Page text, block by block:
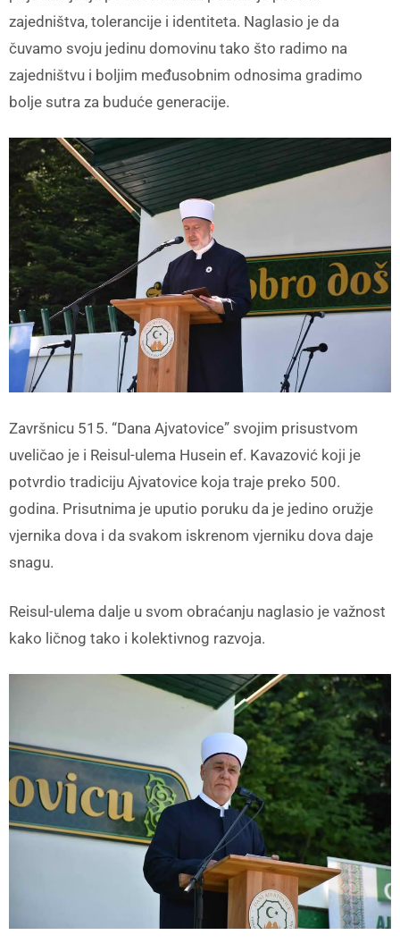
zajedništva, tolerancije i identiteta. Naglasio je da
čuvamo svoju jedinu domovinu tako što radimo na
zajedništvu i boljim međusobnim odnosima gradimo
bolje sutra za buduće generacije.
Završnicu 515. “Dana Ajvatovice” svojim prisustvom
uveličao je i Reisul-ulema Husein ef. Kavazović koji je
potvrdio tradiciju Ajvatovice koja traje preko 500.
godina. Prisutnima je uputio poruku da je jedino oružje
vjernika dova i da svakom iskrenom vjerniku dova daje
snagu.
Reisul-ulema dalje u svom obraćanju naglasio je važnost
kako ličnog tako i kolektivnog razvoja.